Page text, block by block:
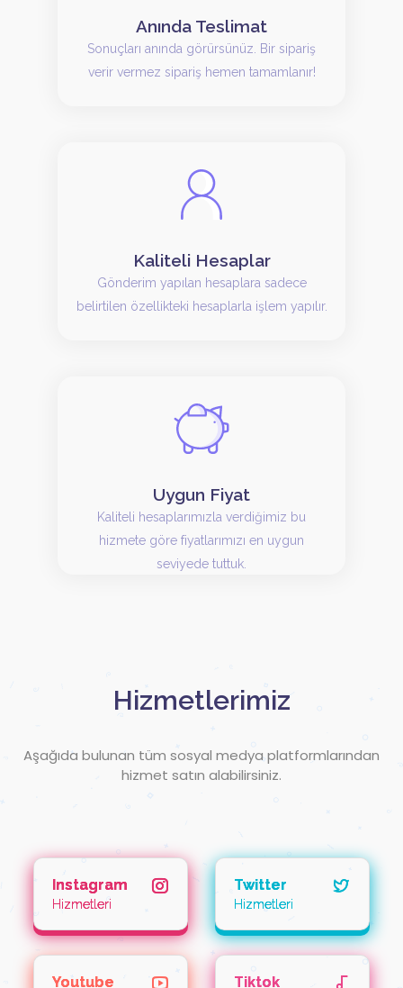
Anında Teslimat
Sonuçları anında görürsünüz. Bir sipariş
verir vermez sipariş hemen tamamlanır!
Kaliteli Hesaplar
Gönderim yapılan hesaplara sadece
belirtilen özellikteki hesaplarla işlem yapılır.
Uygun Fiyat
Kaliteli hesaplarımızla verdiğimiz bu
hizmete göre fiyatlarımızı en uygun
seviyede tuttuk.
Hizmetlerimiz
Aşağıda bulunan tüm sosyal medya platformlarından
hizmet satın alabilirsiniz.
Instagram
Hizmetleri
Twitter
Hizmetleri
Youtube Tiktok